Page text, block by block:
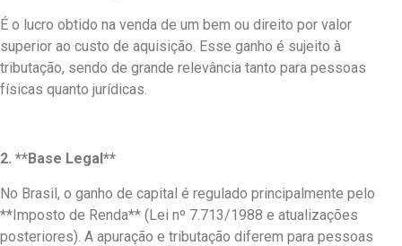
É o lucro obtido na venda de um bem ou direito por valor
superior ao custo de aquisição. Esse ganho é sujeito à
tributação, sendo de grande relevância tanto para pessoas
físicas quanto jurídicas.
2. **Base Legal**
No Brasil, o ganho de capital é regulado principalmente pelo
**Imposto de Renda** (Lei nº 7.713/1988 e atualizações
posteriores). A apuração e tributação diferem para pessoas